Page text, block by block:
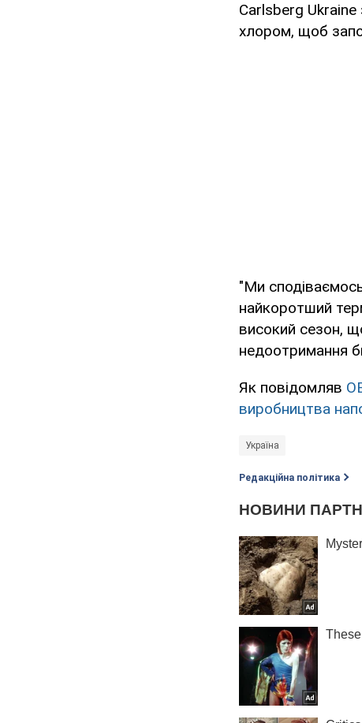
Carlsberg Ukraine
хлором, щоб
"Ми
найкоротший
високий сезон,
недоотримання
Як повідомляв
виробництва
Україна
Редакційна політика